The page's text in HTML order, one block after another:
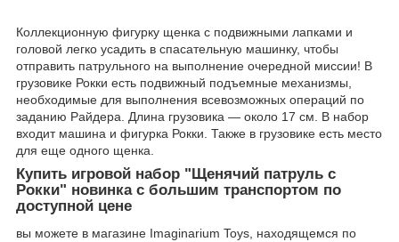
Коллекционную фигурку щенка с подвижными лапками и
головой легко усадить в спасательную машинку, чтобы
отправить патрульного на выполнение очередной миссии! В
грузовике Рокки есть подвижный подъемные механизмы,
необходимые для выполнения всевозможных операций по
заданию Райдера. Длина грузовика — около 17 см. В набор
входит машина и фигурка Рокки. Также в грузовике есть место
для еще одного щенка.
Купить игровой набор "Щенячий патруль с
Рокки" новинка с большим транспортом по
доступной цене
вы можете в магазине Imaginarium Toys, находящемся по